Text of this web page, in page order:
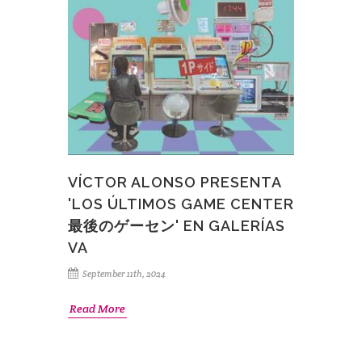
VÍCTOR ALONSO PRESENTA
'LOS ÚLTIMOS GAME CENTER
最後のゲーセン' EN GALERÍAS
VA
September 11th, 2024
Read More